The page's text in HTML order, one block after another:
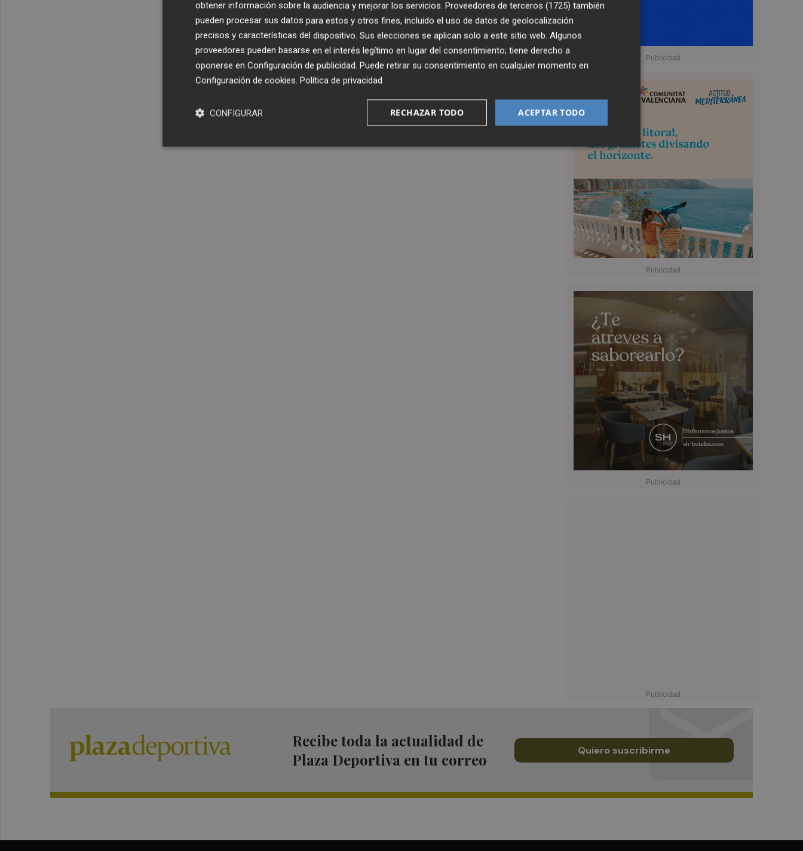
Recibe toda la actualidad de
Plaza Deportiva en tu correo
Quiero suscribirme
obtener información sobre la audiencia y mejorar los servicios. Proveedores de terceros (1725) también
pueden procesar sus datos para estos y otros fines, incluido el uso de datos de geolocalización
precisos y características del dispositivo. Sus elecciones se aplican solo a este sitio web. Algunos
proveedores pueden basarse en el interés legítimo en lugar del consentimiento; tiene derecho a
oponerse en Configuración de publicidad. Puede retirar su consentimiento en cualquier momento en
Configuración de cookies. Política de privacidad
ACEPTAR TODO
RECHAZAR TODO
CONFIGURAR